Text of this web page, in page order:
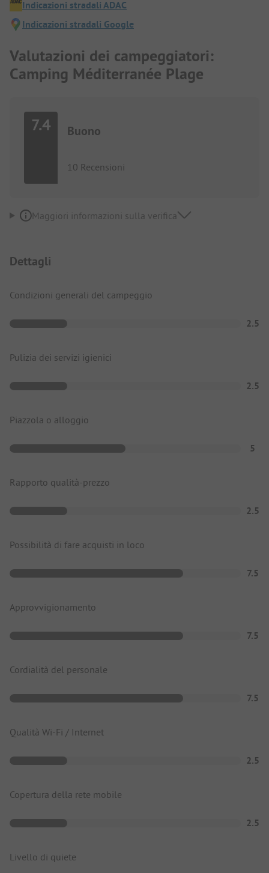
Indicazioni stradali ADAC
Indicazioni stradali Google
Valutazioni dei campeggiatori:
Camping Méditerranée Plage
7.4 Buono
10 Recensioni
Maggiori informazioni sulla verifica
Dettagli
Condizioni generali del campeggio
2.5
Pulizia dei servizi igienici
2.5
Piazzola o alloggio
5
Rapporto qualità-prezzo
2.5
Possibilità di fare acquisti in loco
7.5
Approvvigionamento
7.5
Cordialità del personale
7.5
Qualità Wi-Fi / Internet
2.5
Copertura della rete mobile
2.5
Livello di quiete